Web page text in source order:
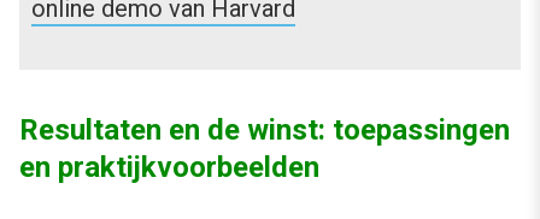
online demo van Harvard
Resultaten en de winst: toepassingen
en praktijkvoorbeelden